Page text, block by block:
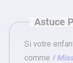
Astuce
Si votre
comme I